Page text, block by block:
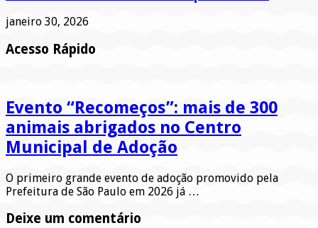
janeiro 30, 2026
Acesso Rápido
Evento “Recomeços”: mais de 300
animais abrigados no Centro
Municipal de Adoção
O primeiro grande evento de adoção promovido pela
Prefeitura de São Paulo em 2026 já …
Deixe um comentário